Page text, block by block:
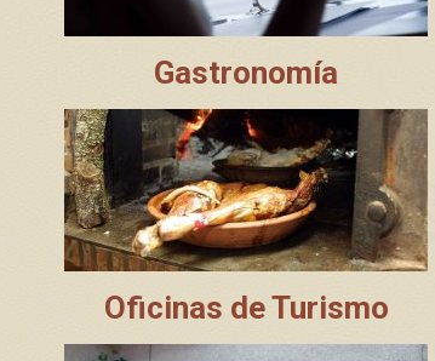
Gastronomía
Oficinas de Turismo